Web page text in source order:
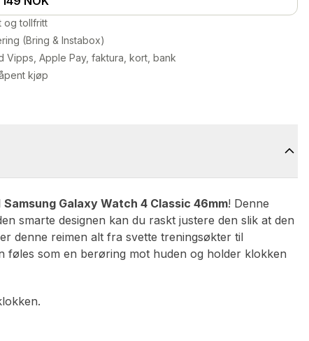
og tollfritt
(Bring & Instabox)
Vipps, Apple Pay, faktura, kort, bank
kjøp
Samsung Galaxy Watch 4 Classic 46mm! Denne
smarte designen kan du raskt justere den slik at den
denne reimen alt fra svette treningsøkter til
føles som en berøring mot huden og holder klokken